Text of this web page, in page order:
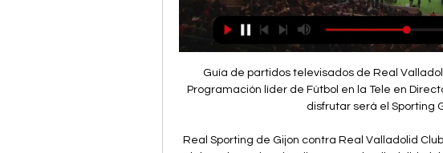
Guía de partidos televisados de Real Valladolid Dónde ver Real Valladolid. La Programación líder de Fútbol en la Tele en Directo El próximo partido del que podrás disfrutar será el Sporting Gijón - Real ...

Real Sporting de Gijon contra Real Valladolid Club de Futbol Estadísticas Cara a Cara del Real Sporting de Gijon vs. Real Valladolid Club de Futbol en Segunda División. Las estadísticas incluyen Goles Marcados, ...

Recalcó que el jurado calificador deliberará sobre cada una de las participaciones y dará a conocer en breve los nombres de los escogidos que representarán al estado Carabobo en este talent show. De igual manera Bustamante, indicó que “el gobernador y su esposa la primera combatiente Nancy de Lacava, premiaron con juguetes a cada niño y niña que participó en la audición”.

️ Sporting Gijon vs Valladolid - en vivo ver partido online y Sporting Gijon vs Valladolid en vivo online, en directo y predicciones y Head to Head ; Cuotas, 2.45, 3.1, 3.1 ; 1-0, 0-1, 2-1 ...

Colo Colo venció agónicamente por 3-2 a Universidad de Chile en un clásico que tuvo de todo. El equipo albo asegura el segundo lugar, mientras que los azules están comprometidos con ir a la.

U20 League : Pumas UNAM U20 - Tijuana U20 en direct U20 League : Tijuana U20 - América U20 (score final : 0-0) U20 League : Tijuana U20 - América U20 en direct

Diablos Rojos del México, Piratas de Campeche, Tigres de Quintana Roo y Leones de Yucatán disputarán a partir de mañana la supremacía de la Zona Sur para llegar a la Serie Final de la temporada 2008 de la Liga Mexicana de Beisbol.

Real Valladolid - Sporting de Gijón, en directo | LaLiga 17 ago 2023 — Real Valladolid - Sporting de Gijón, en directo | LaLiga HyperMotion. Sigue en vivo la cobertura minuto a minuto y el resultado del partido ...

Historia Editar. Los Potros de Tijuana, participaron en la Liga Mexicana de Béisbol desde la temporada 2004, pero ya antes habían participado en la Liga Mexicana del Pacífico durante el período comprendido entre los años 1977-1991, y en la Liga Norte de Sonora con el nombre de Ponys.

Sporting: TV, horario y cómo ver LaLiga Hypermotion online 10 ago 2023 — Fecha, horario, cómo ver en vivo y en directo en televisión y cómo seguir online el Valladolid-Sporting, correspondiente a la jornada 1.

Un tribunal ha ordenado la restitución de la marca Chivas a los socios opositores a Jorge Vergara. El Primer Tribunal Colegiado en Materia Administrativa emitió una sentencia en la que ordena a un juez federal restituir la titularidad de los derechos marcarios de Chivas a los representantes del Club Guadalajara Asociación Civil, que.

Sporting Gijón vs Valladolid: Apuestas, Pronóstico y Cuotas hace 8 horas — Los asturianos son cuartos y están a solo tres puntos del ascenso directo Ver más cuotas. 1.73. Predicción 2: Más de 4,5 tarjetas. Esperamos ...

LA LÍNEA QUE VA DE BRUCE NAUMAN A ESTHER FERRER IVAM, Valencia. 3, 4 Y 5 de Mayo TRABAJAR CANSA Ciclo sobre trabajo, placer y agotamiento. Centro Conde Duque, Madrid. 10 Abril Jornada de debate sobre Artes Vivas. Festival Dansa Valencia, Teatre Principal de Valencia. 23 de Marzo CUERPO GOZOSO SE ELEVA LIGERO La Mutant, Valencia. 7,8 y 9 de Marzo

Resultados y noticias de los partidos de fútbol Necaxa U20, Mexico. Resultados y noticias de los partidos de fútbol Necaxa U20, Mexico.. Necaxa U20 - Club Santos Laguna U20. 0-0 (0-0) Mexican U20: 2019-08-18: Necaxa U20 - Queretaro U20.

EL BIZCOCHO MÁS ESPONJOSO DEL MUNDO con solo 3 INGREDIENTES | Directo al Paladar. LA RECETA DE SALMÓN AL HORNO MÁS RÁPIDA Y RICA, come sano fácil y sin complicaciones. Las claves de un buen TIRAMISÚ casero. 5 RECETAS CON CHOCOLATE fáciles y deliciosas. TORTILLA de patatas paisana del chef DANI GARCÍA, la mejor versión de este clásico

Aneury Tavárez la botó y Daniel Mayora se afianzó en el liderato de hits y de dobletes, además de que dio jonrón en una reacción en la novena, pero Saraperos de Saltillo hizo un rally de tres carreras en la quinta entrada, y con ello venció al son de 8-6 a Generales de Durango…

untos, Olimpia y Malvín tiene 27, Aguada y Urunday Universitario 26, Hebraica y Macabi y Trouville 25, Goes 24, Biguá y Atenas 22, Sayago y Welcome 17 y Verdirrojo 14 puntos.

Horario, resultado y estadísticas del Real Oviedo - Málaga | Segunda División ¡Vas a denunciar un contenido! x. Denuncia sólo contenidos que incumplan nuestras Normas de uso o conducta. Aunque revisamos todas las denuncias que nos llegan, sólo respondemos si procede.

América de Cali 1-3 Atlético Huila partido de ida de las semifinales de la Liga Águila Femenina en el. Catalina Usme fue la mejor de las locales, peleó cada pelota y su gol le da algo de ilusión al. y Huila. Una semifinal con un claro equipo dominador pero que se definirá en Neiva. Los esperamos en una próxima transmisión.

Sin embargo, ninguno de estos escenarios reúne las condiciones para ser homologados por la Conmebol y recibir encuentros internacionales, por lo tanto, la dirigencia de Wilstermann analiza jugar como local en los estadios Jesús Bermúdez de Oruro o el Hernando Siles de La Paz.

El Valencia-Ebro de vuelta de dieciseisavos de Copa del Rey se podrá ver en directo en TV a través de Bein LaLiga, un canal de televisión especializado en el fútbol español en el que se puede sintonizar a través de Movistar, Orange y Vodafone. El Ebro empató a cero contra el Espanyol B en la última jornada de Liga en Segunda División B.

Competitions Brand Partners Promotions Plans Developers Jobs Apps Blog© Mixcloud 2019 Popular Pepsico shows.. 2y ago #radio lumpen. Luis Medina, delegado pepsico planta Florida by. 1y ago #politica. 2017-07-14 EL MUNDO NO BASTA 1ra parte by Jorge Alvarez Merino.

Los Mejores 2 alquileres temporarios, casas, cabañas y departamentos en alquiler en Fernando de la Mora,